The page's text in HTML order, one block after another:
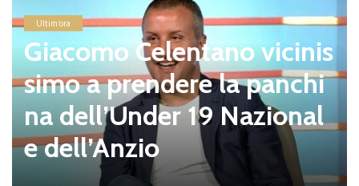
Ultim'ora
Giacomo Celentano vicinis
simo a prendere la panchi
na dell’Under 19 Nazional
e dell’Anzio